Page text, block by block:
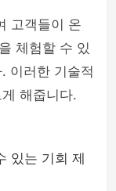
고객들이 온
체험할 수 있
이러한 기술적
해줍니다.
있는 기회 제